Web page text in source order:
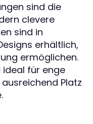
sind die
clevere
sind in
erhältlich,
ermöglichen.
ideal für enge
Platz